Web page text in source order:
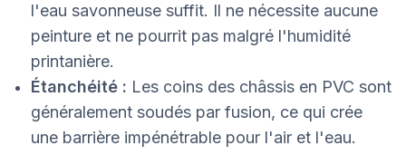
l'eau savonneuse suffit. Il ne nécessite aucune
peinture et ne pourrit pas malgré l'humidité
printanière.
Étanchéité : Les coins des châssis en PVC sont
généralement soudés par fusion, ce qui crée
une barrière impénétrable pour l'air et l'eau.